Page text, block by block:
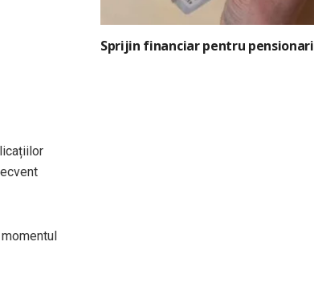
Sprijin financiar pentru pensionari